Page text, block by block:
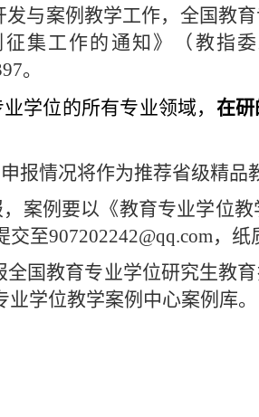
与案例教学工作，全国教
集工作的通知》（教指
。
学位的所有专业领域， 在
报情况将作为推荐省级精品
案例要以《教育专业学位
至907202242@qq.com，纸
国教育专业学位研究生教
学位教学案例中心案例库。